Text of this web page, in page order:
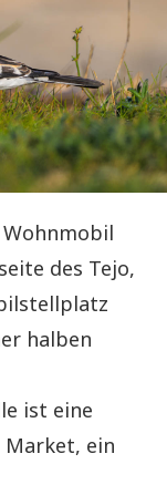
des Tejo,
halben
ist eine
ein